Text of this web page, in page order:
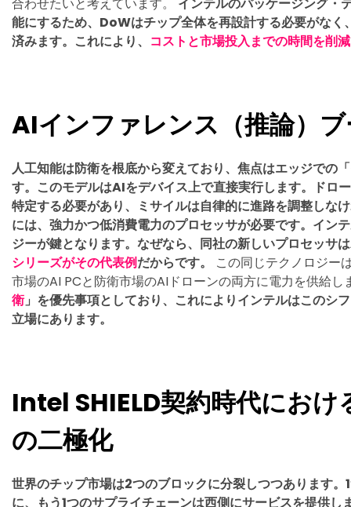
合わせたいと考えています。 インテルのパッケージング・
能にするため、DoWはチップ全体を再設計する必要がな
済みます。これにより、 コストと市場投入までの時間を削減
AIインファレンス（推論）
人工知能は防衛を根底から変えており、焦点はエッジでの
す。このモデルはAIをデバイス上で直接実行します。ドロ
特定する必要があり、ミサイルは自律的に進路を調整しな
には、強力かつ低消費電力のプロセッサが必要です。イン
ジーが鍵となります。なぜなら、同社の新しいプロセッサ
シリーズがその代表例だからです。
この同じテクノロジー
市場のAI PCと防衛市場のAIドローンの両方に電力を供給し
衛」を優先事項としており、これによりインテルはこのシ
立場にあります。
Intel SHIELD契約時代にお
の二極化
世界のチップ市場は2つのブロックに分裂しつつあります
に、もう1つのサプライチェーンは西側にサービスを提供し